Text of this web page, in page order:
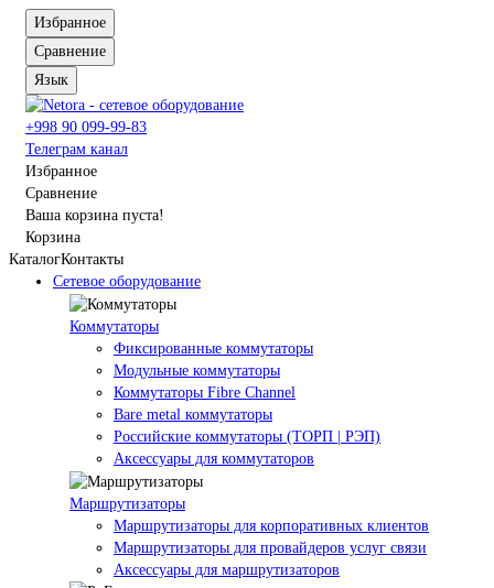
Избранное
Сравнение
Язык
+998 90 099-99-83
Телеграм канал
Избранное
Сравнение
Ваша корзина пуста!
Корзина
КаталогКонтакты
Сетевое оборудование
Коммутаторы
Фиксированные коммутаторы
Модульные коммутаторы
Коммутаторы Fibre Channel
Bare metal коммутаторы
Российские коммутаторы (ТОРП | РЭП)
Аксессуары для коммутаторов
Маршрутизаторы
Маршрутизаторы для корпоративных клиентов
Маршрутизаторы для провайдеров услуг связи
Аксессуары для маршрутизаторов